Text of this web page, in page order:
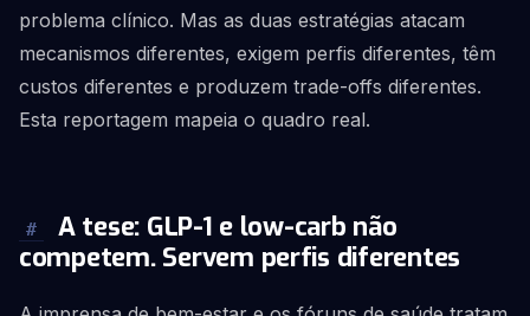
problema clínico. Mas as duas estratégias atacam
mecanismos diferentes, exigem perfis diferentes, têm
custos diferentes e produzem trade-offs diferentes.
Esta reportagem mapeia o quadro real.
#
A tese: GLP-1 e low-carb não
competem. Servem perfis diferentes